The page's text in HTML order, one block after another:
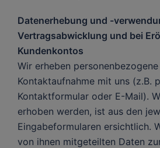
Datenerhebung und -
Vertragsabwicklung und bei
Kundenkontos
Wir erheben
Kontaktaufnahme mit uns (z.B.
Kontaktformular oder E-Mail).
erhoben werden, ist aus den
Eingabeformularen ersichtlich.
von ihnen mitgeteilten Daten